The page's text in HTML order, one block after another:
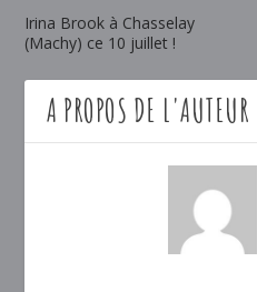
Irina Brook à Chasselay
(Machy) ce 10 juillet !
A PROPOS DE L'AUTEUR